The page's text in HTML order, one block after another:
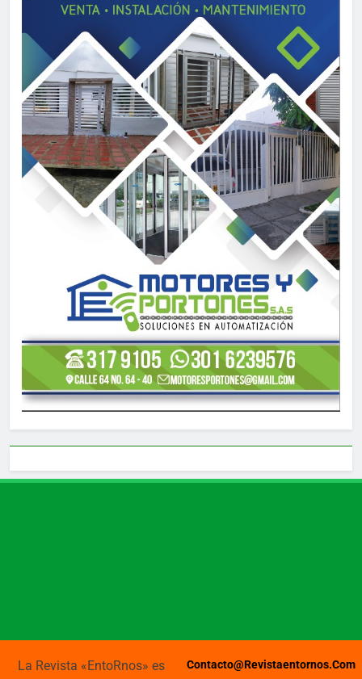
La Revista «EntoRnos» es
Contacto@revistaentornos.com